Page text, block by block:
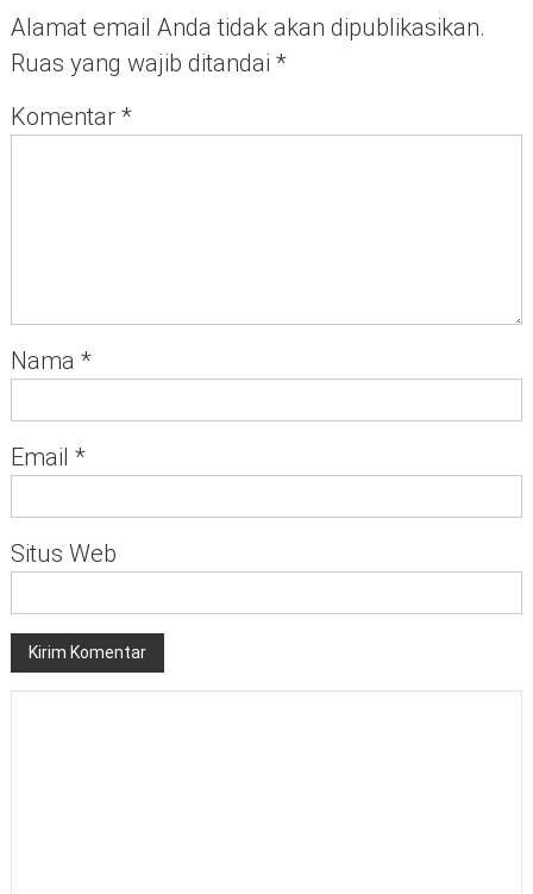
Alamat email Anda tidak akan dipublikasikan.
Ruas yang wajib ditandai *
Komentar *
Nama *
Email *
Situs Web